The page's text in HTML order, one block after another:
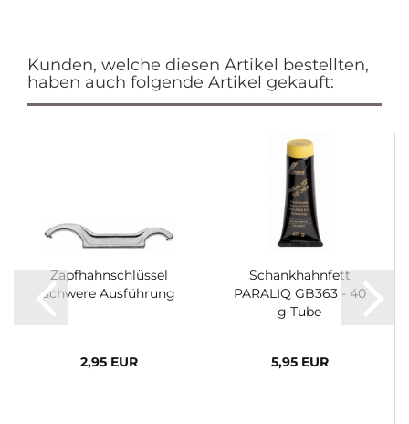
Kunden, welche diesen Artikel bestellten,
haben auch folgende Artikel gekauft:
Zapfhahnschlüssel
schwere Ausführung
2,95 EUR
Schankhahnfett
PARALIQ GB363 - 40
g Tube
5,95 EUR